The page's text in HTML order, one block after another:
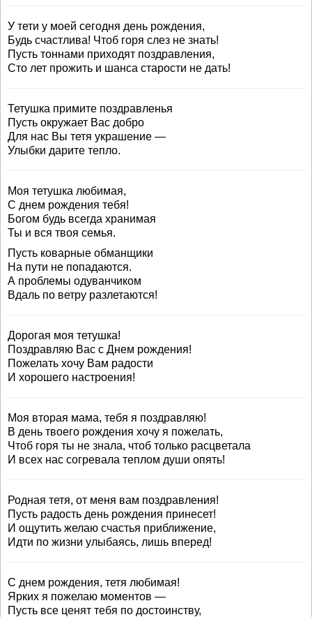
У тети у моей сегодня день рождения,
Будь счастлива! Чтоб горя слез не знать!
Пусть тоннами приходят поздравления,
Сто лет прожить и шанса старости не дать!
Тетушка примите поздравленья
Пусть окружает Вас добро
Для нас Вы тетя украшение —
Улыбки дарите тепло.
Моя тетушка любимая,
С днем рождения тебя!
Богом будь всегда хранимая
Ты и вся твоя семья.
Пусть коварные обманщики
На пути не попадаются.
А проблемы одуванчиком
Вдаль по ветру разлетаются!
Дорогая моя тетушка!
Поздравляю Вас с Днем рождения!
Пожелать хочу Вам радости
И хорошего настроения!
Моя вторая мама, тебя я поздравляю!
В день твоего рождения хочу я пожелать,
Чтоб горя ты не знала, чтоб только расцветала
И всех нас согревала теплом души опять!
Родная тетя, от меня вам поздравления!
Пусть радость день рождения принесет!
И ощутить желаю счастья приближение,
Идти по жизни улыбаясь, лишь вперед!
С днем рождения, тетя любимая!
Ярких я пожелаю моментов —
Пусть все ценят тебя по достоинству,